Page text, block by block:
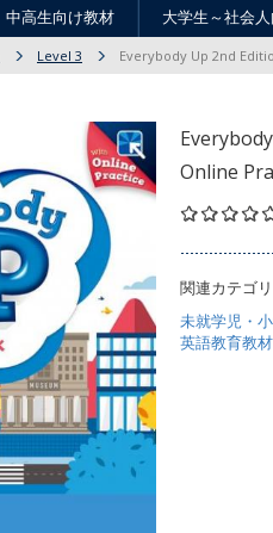
中高生向け教材 大学生～社会
Level 3 Everybody Up 2nd
Online
関連カテゴ
未就学児・
英語教育教材